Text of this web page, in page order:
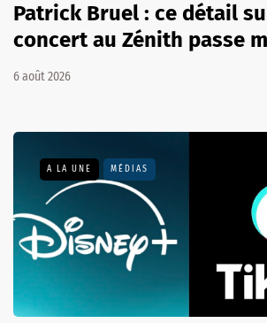
Patrick Bruel : ce détail
concert au Zénith passe
6 août 2026
A LA UNE MÉDIAS